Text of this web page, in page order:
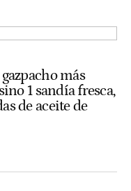
más
1 sandía fresca,
de aceite de